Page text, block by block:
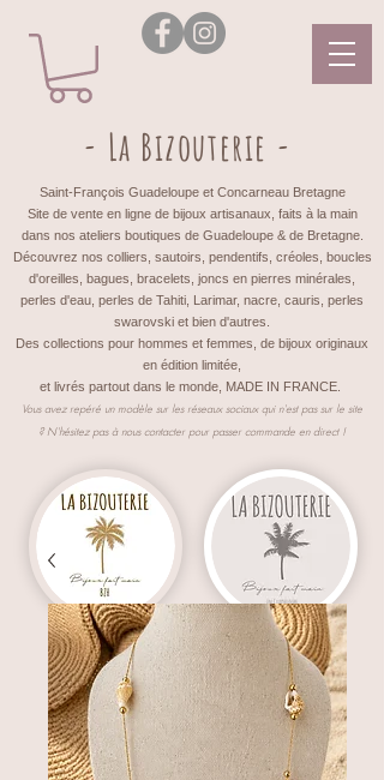
- La Bizouterie -
Saint-François Guadeloupe et Concarneau Bretagne
Site de vente en ligne de bijoux artisanaux, faits à la main
dans nos ateliers boutiques de Guadeloupe & de Bretagne.
Découvrez nos colliers, sautoirs, pendentifs, créoles, boucles
d'oreilles, bagues, bracelets, joncs en pierres minérales,
perles d'eau, perles de Tahiti, Larimar, nacre, cauris, perles
swarovski et bien d'autres.
Des collections pour hommes et femmes, de bijoux originaux
en édition limitée,
et livrés partout dans le monde, MADE IN FRANCE.
Vous avez repéré un modèle sur les réseaux sociaux qui n'est pas sur le site
? N'hésitez pas à nous contacter pour passer commande en direct !